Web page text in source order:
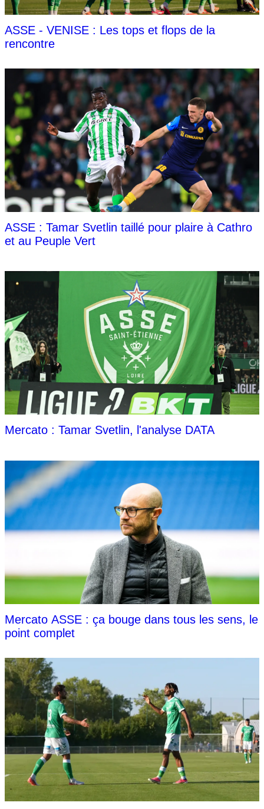
ASSE - VENISE : Les tops et flops de la
rencontre
ASSE : Tamar Svetlin taillé pour plaire à Cathro
et au Peuple Vert
Mercato : Tamar Svetlin, l'analyse DATA
Mercato ASSE : ça bouge dans tous les sens, le
point complet